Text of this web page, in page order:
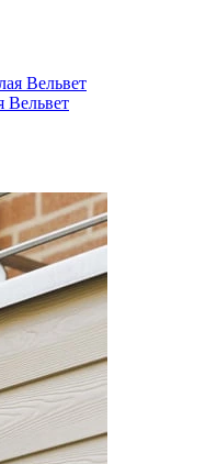
Вельвет